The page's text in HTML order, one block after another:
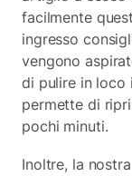
facilmente
ingresso
vengono
di pulire in loco
permette di
pochi minuti.
Inoltre, la